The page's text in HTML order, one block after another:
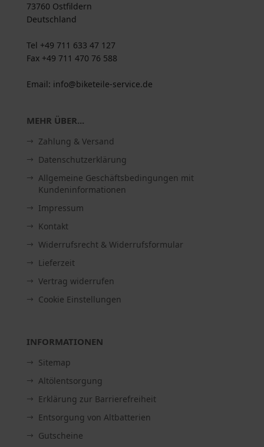
73760 Ostfildern
Deutschland
Tel +49 711 633 47 127
Fax +49 711 470 76 588
Email: info@biketeile-service.de
MEHR ÜBER...
Zahlung & Versand
Datenschutzerklärung
Allgemeine Geschäftsbedingungen mit
Kundeninformationen
Impressum
Kontakt
Widerrufsrecht & Widerrufsformular
Lieferzeit
Vertrag widerrufen
Cookie Einstellungen
INFORMATIONEN
Sitemap
Altölentsorgung
Erklärung zur Barrierefreiheit
Entsorgung von Altbatterien
Gutscheine